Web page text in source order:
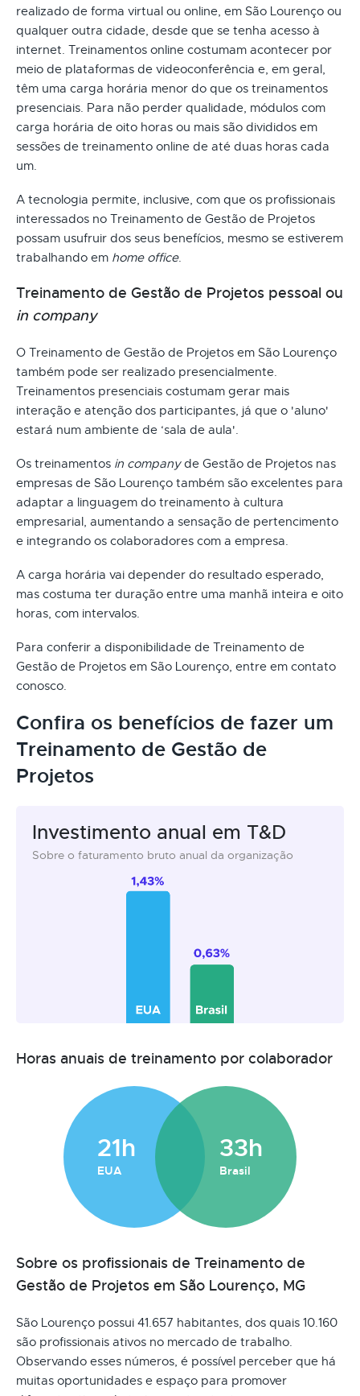
realizado de forma virtual ou online, em São Lourenço ou
qualquer outra cidade, desde que se tenha acesso à
internet. Treinamentos online costumam acontecer por
meio de plataformas de videoconferência e, em geral,
têm uma carga horária menor do que os treinamentos
presenciais. Para não perder qualidade, módulos com
carga horária de oito horas ou mais são divididos em
sessões de treinamento online de até duas horas cada
um.
A tecnologia permite, inclusive, com que os profissionais
interessados no Treinamento de Gestão de Projetos
possam usufruir dos seus benefícios, mesmo se estiverem
trabalhando em home office.
Treinamento de Gestão de Projetos pessoal ou
in company
O Treinamento de Gestão de Projetos em São Lourenço
também pode ser realizado presencialmente.
Treinamentos presenciais costumam gerar mais
interação e atenção dos participantes, já que o 'aluno'
estará num ambiente de ‘sala de aula'.
Os treinamentos in companyde Gestão de Projetos nas
empresas de São Lourenço também são excelentes para
adaptar a linguagem do treinamento à cultura
empresarial, aumentando a sensação de pertencimento
e integrando os colaboradores com a empresa.
A carga horária vai depender do resultado esperado,
mas costuma ter duração entre uma manhã inteira e oito
horas, com intervalos.
Para conferir a disponibilidade de Treinamento de
Gestão de Projetos em São Lourenço, entre em contato
conosco.
Confira os benefícios de fazer um
Treinamento de Gestão de
Projetos
Investimento anual em T&D
Sobre o faturamento bruto anual da organização
Horas anuais de treinamento por colaborador
21h
EUA
33h
Brasil
Sobre os profissionais de Treinamento de
Gestão de Projetos em São Lourenço, MG
São Lourenço possui 41.657 habitantes, dos quais 10.160
são profissionais ativos no mercado de trabalho.
Observando esses números, é possível perceber que há
muitas oportunidades e espaço para promover